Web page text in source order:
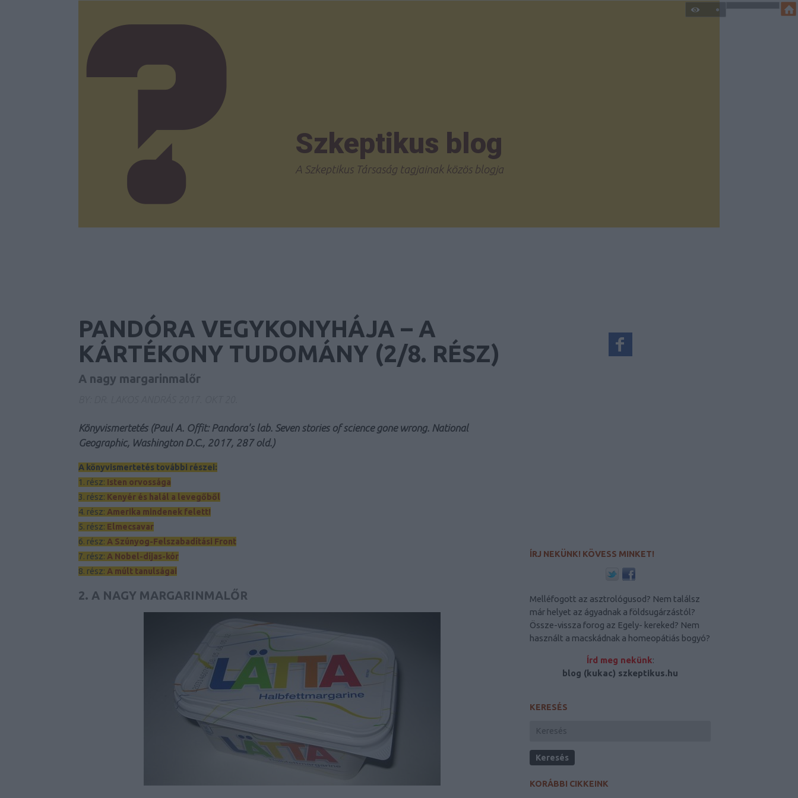
Szkeptikus blog
A Szkeptikus Társaság tagjainak közös blogja
PANDÓRA VEGYKONYHÁJA – A
KÁRTÉKONY TUDOMÁNY (2/8. RÉSZ)
A nagy margarinmalőr
Könyvismertetés (Paul A. Offit: Pandora's lab. Seven stories of science gone wrong. National
Geographic, Washington D.C., 2017, 287 old.)
A könyvismertetés további részei:
1. rész: Isten orvossága
3. rész: Kenyér és halál a levegőből
4. rész: Amerika mindenek felett!
5. rész: Elmecsavar
6. rész: A Szúnyog-Felszabadítási Front
7. rész: A Nobel-díjas-kór
8. rész: A múlt tanulságai
2. A NAGY MARGARINMALŐR
ÍRJ NEKÜNK! KÖVESS MINKET!
Melléfogott az asztrológusod? Nem találsz
már helyet az ágyadnak a földsugárzástól?
Össze-vissza forog az Egely- kereked? Nem
használt a macskádnak a homeopátiás bogyó?
Írd meg nekünk:
blog (kukac) szkeptikus.hu
KERESÉS
KORÁBBI CIKKEINK